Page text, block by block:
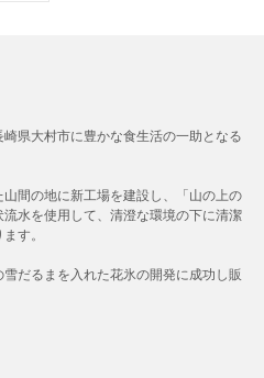
県大村市に豊かな食生活の一助となる
間の地に新工場を建設し、「山の上の
水を使用して、清澄な環境の下に清潔
す。
だるまを入れた花氷の開発に成功し販